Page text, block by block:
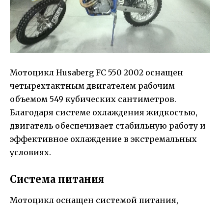
Мотоцикл Husaberg FC 550 2002 оснащен
четырехтактным двигателем рабочим
объемом 549 кубических сантиметров.
Благодаря системе охлаждения жидкостью,
двигатель обеспечивает стабильную работу и
эффективное охлаждение в экстремальных
условиях.
Система питания
Мотоцикл оснащен системой питания,